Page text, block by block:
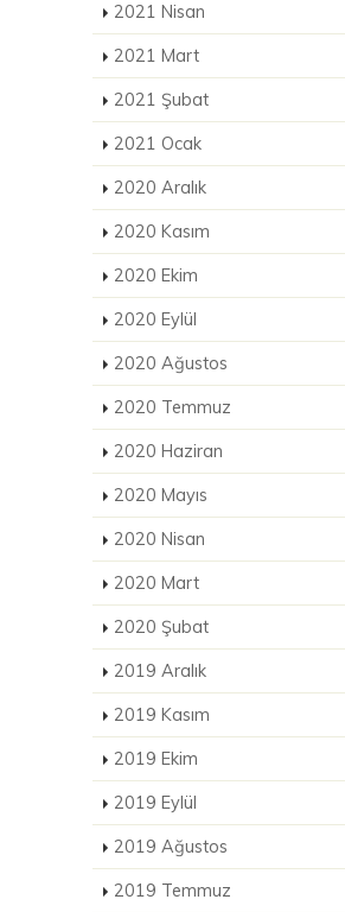
2021 Nisan
2021 Mart
2021 Şubat
2021 Ocak
2020 Aralık
2020 Kasım
2020 Ekim
2020 Eylül
2020 Ağustos
2020 Temmuz
2020 Haziran
2020 Mayıs
2020 Nisan
2020 Mart
2020 Şubat
2019 Aralık
2019 Kasım
2019 Ekim
2019 Eylül
2019 Ağustos
2019 Temmuz